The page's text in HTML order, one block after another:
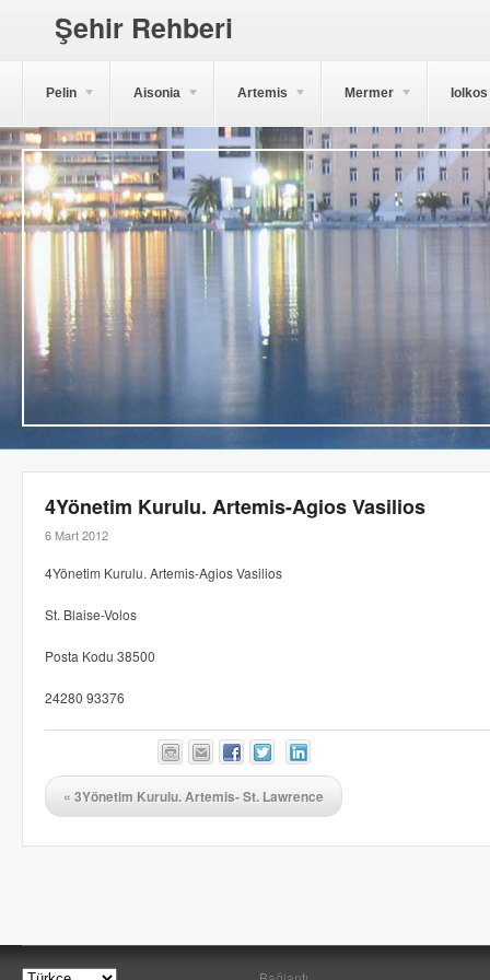
Şehir Rehberi
Pelin Aisonia Artemis Mermer Iolkos
4Yönetim Kurulu. Artemis-Agios Vasilios
6 Mart 2012
4Yönetim Kurulu. Artemis-Agios Vasilios
St. Blaise-Volos
Posta Kodu 38500
24280 93376
« 3Yönetim Kurulu. Artemis- St. Lawrence